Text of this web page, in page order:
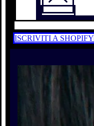
ISCRIVITI A SHOPIFY